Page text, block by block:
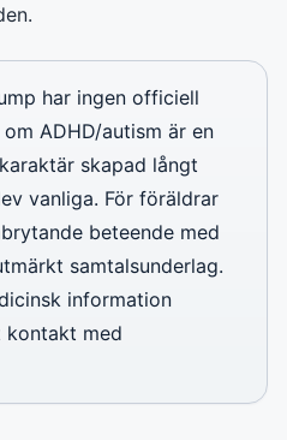
har ingen officiell
ADHD/autism är en
skapad långt
vanliga. För föräldrar
beteende med
samtalsunderlag.
information
kontakt med